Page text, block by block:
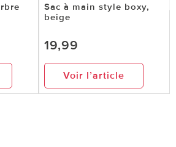
Sac à main style boxy,
beige
19,99
Voir l’article